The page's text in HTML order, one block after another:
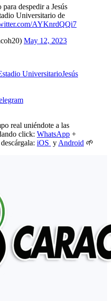
despedir a Jesús
Universitario de
AYKnrdQQi7
May 12, 2023
UniversitarioJesús
real uniéndote a las
click: WhatsApp +
iOS y Android 🌱